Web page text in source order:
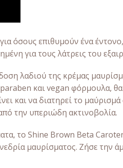
όσους επιθυμούν ένα
για τους λάτρεις του
λαδιού της κρέμας
και vegan φόρμουλα,
και να διατηρεί το
την υπεριώδη ακτινοβολία.
το Shine Brown Beta
μαυρίσματος. Ζήσε